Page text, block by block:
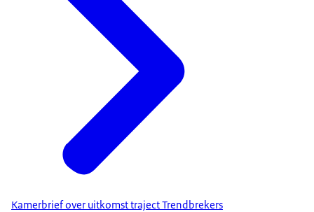
Kamerbrief over uitkomst traject Trendbrekers